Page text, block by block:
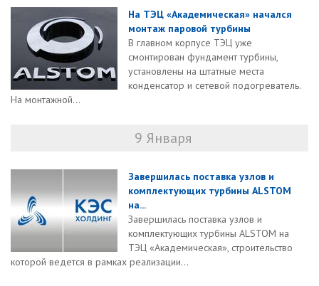
На ТЭЦ «Академическая» начался
монтаж паровой турбины
В главном корпусе ТЭЦ уже
смонтирован фундамент турбины,
установлены на штатные места
конденсатор и сетевой подогреватель.
На монтажной...
9 Января
Завершилась поставка узлов и
комплектующих турбины ALSTOM
на...
Завершилась поставка узлов и
комплектующих турбины ALSTOM на
ТЭЦ «Академическая», строительство
которой ведется в рамках реализации...